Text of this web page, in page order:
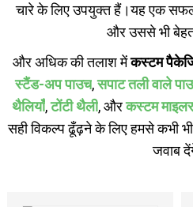
चारे के लिए उपयुक्त हैं।यह एक
और उससे भी
और अधिक की तलाश मेंकस्टम
स्टैंड-अप पाउच,सपाट तली वाले
थैलियाँ,टोंटी थैली, औरकस्टम
सही विकल्प ढूँढ़ने के लिए हमसे कभी
जवाब